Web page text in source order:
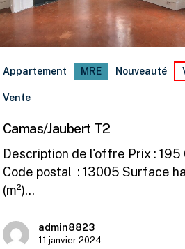
Appartement MRE Nouveauté
Vente
Camas/Jaubert T2
Description de l'offre Prix : 195
Code postal : 13005 Surface
(m²)…
admin8823
11 janvier 2024